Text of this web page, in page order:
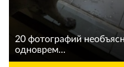
20 фотографий
одноврем...